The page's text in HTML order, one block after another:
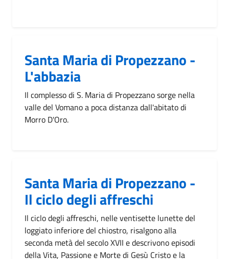
Santa Maria di Propezzano -
L'abbazia
Il complesso di S. Maria di Propezzano sorge nella
valle del Vomano a poca distanza dall'abitato di
Morro D'Oro.
Santa Maria di Propezzano -
Il ciclo degli affreschi
Il ciclo degli affreschi, nelle ventisette lunette del
loggiato inferiore del chiostro, risalgono alla
seconda metà del secolo XVII e descrivono episodi
della Vita, Passione e Morte di Gesù Cristo e la